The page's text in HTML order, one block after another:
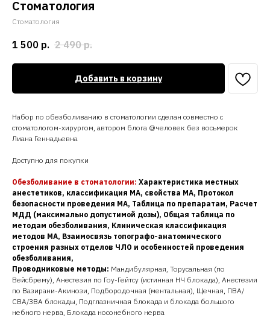
Стоматология
Стоматология
1 500 р. 2 490 р.
Добавить в корзину
Набор по обезболиванию в стоматологии сделан совместно с
стоматологом-хирургом, автором блога @человек без восьмерок
Лиана Геннадьевна
Доступно для покупки
Обезболивание в стоматологии: Характеристика местных
анестетиков, классификация МА, свойства МА, Протокол
безопасности проведения МА, Таблица по препаратам, Расчет
МДД (максимально допустимой дозы), Общая таблица по
методам обезболивания, Клиническая классификация
методов МА, Взаимосвязь топографо-анатомического
строения разных отделов ЧЛО и особенностей проведения
обезболивания,
Проводниковые методы: Мандибулярная, Торусальная (по
Вейсбрему), Анестезия по Гоу-Гейтсу (истинная НЧ блокада), Анестезия
по Вазирани-Акинози, Подбородочная (ментальная), Щечная, ПВА/
СВА/ЗВА блокады, Подглазничная блокада и блокада большого
небного нерва, Блокада носонебного нерва